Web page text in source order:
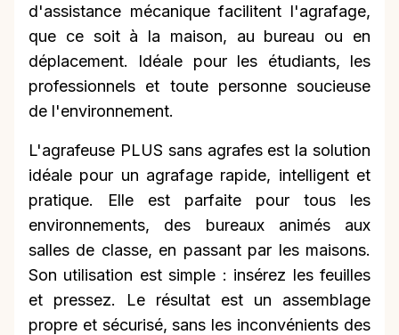
d'assistance mécanique facilitent l'agrafage,
que ce soit à la maison, au bureau ou en
déplacement. Idéale pour les étudiants, les
professionnels et toute personne soucieuse
de l'environnement.
L'agrafeuse PLUS sans agrafes est la solution
idéale pour un agrafage rapide, intelligent et
pratique. Elle est parfaite pour tous les
environnements, des bureaux animés aux
salles de classe, en passant par les maisons.
Son utilisation est simple : insérez les feuilles
et pressez. Le résultat est un assemblage
propre et sécurisé, sans les inconvénients des